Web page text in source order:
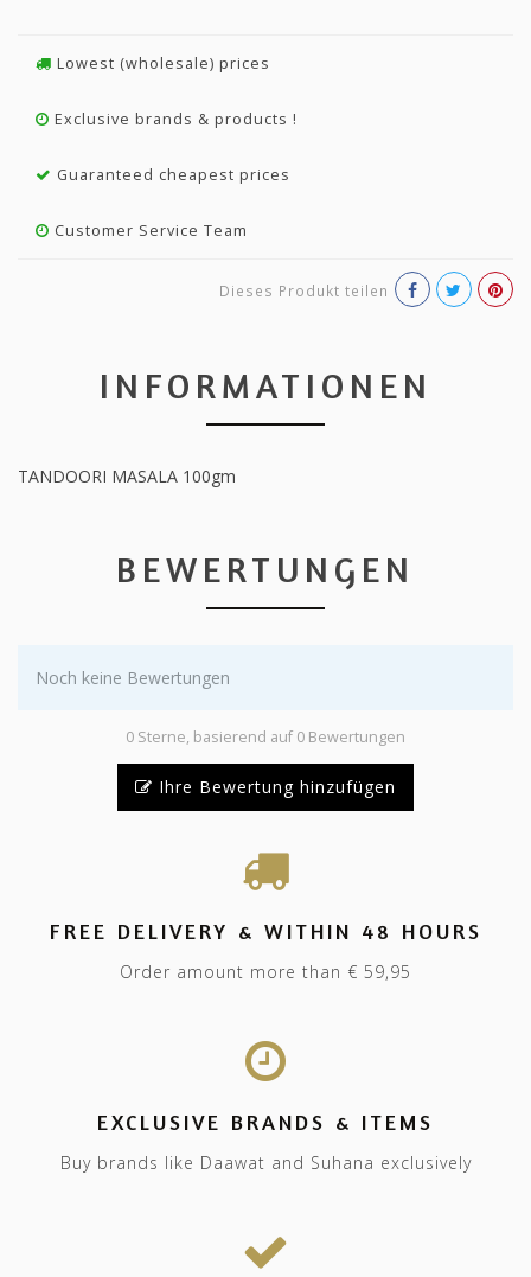
Lowest (wholesale) prices
Exclusive brands & products !
Guaranteed cheapest prices
Customer Service Team
Dieses Produkt teilen
INFORMATIONEN
TANDOORI MASALA 100gm
BEWERTUNGEN
Noch keine Bewertungen
0 Sterne, basierend auf 0 Bewertungen
Ihre Bewertung hinzufügen
FREE DELIVERY & WITHIN 48 HOURS
Order amount more than € 59,95
EXCLUSIVE BRANDS & ITEMS
Buy brands like Daawat and Suhana exclusively